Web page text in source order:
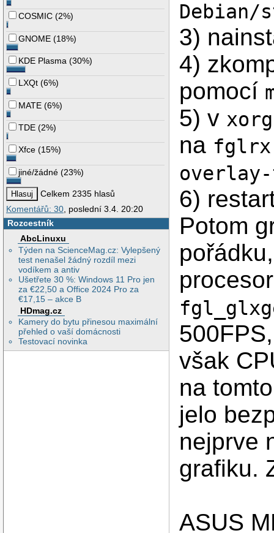
COSMIC (2%)
GNOME (18%)
KDE Plasma (30%)
LXQt (6%)
MATE (6%)
TDE (2%)
Xfce (15%)
jiné/žádné (23%)
Celkem 2335 hlasů
Komentářů: 30, poslední 3.4. 20:20
Rozcestník
AbcLinuxu
Týden na ScienceMag.cz: Vylepšený
test nenašel žádný rozdíl mezi
vodíkem a antiv
Ušetřete 30 %: Windows 11 Pro jen
za €22,50 a Office 2024 Pro za
€17,15 – akce B
HDmag.cz
Kamery do bytu přinesou maximální
přehled o vaší domácnosti
Testovací novinka
Debian/
3)
4)
pomocí
5) v
na fglrx
overlay-
6)
Potom
však
na
jelo
nejprve
grafiku.
ASUS